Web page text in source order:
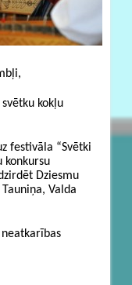
kokļu
festivāla “Svētki
konkursu
Dziesmu
Valda